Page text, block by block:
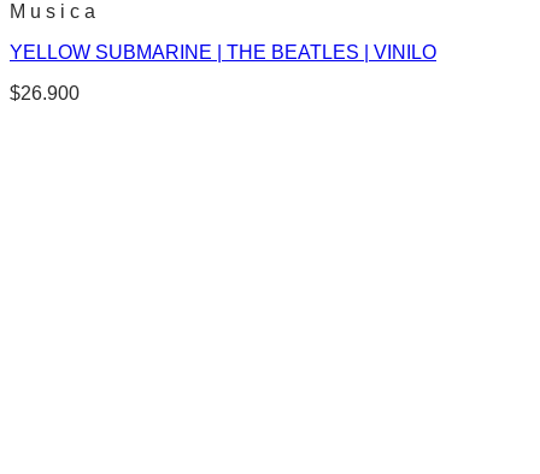
M u s i c a
YELLOW SUBMARINE | THE BEATLES | VINILO
$26.900